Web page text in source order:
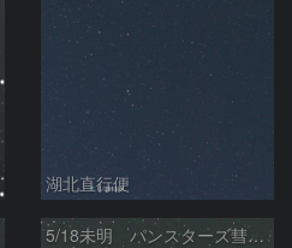
湖北直行便
5/18未明 パンスターズ彗星（C/2013 X1）